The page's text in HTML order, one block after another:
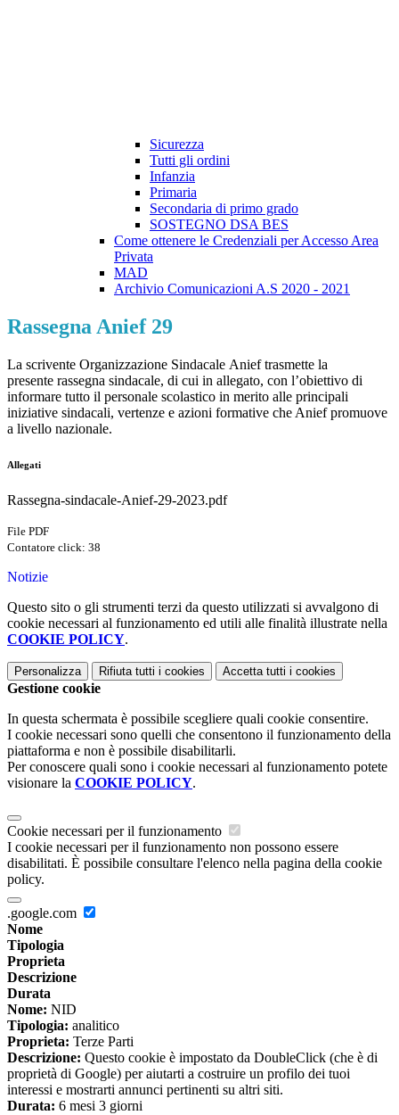
Sicurezza
Tutti gli ordini
Infanzia
Primaria
Secondaria di primo grado
SOSTEGNO DSA BES
Come ottenere le Credenziali per Accesso Area
Privata
MAD
Archivio Comunicazioni A.S 2020 - 2021
Rassegna Anief 29
La scrivente Organizzazione Sindacale Anief trasmette la
presente rassegna sindacale, di cui in allegato, con l’obiettivo di
informare tutto il personale scolastico in merito alle principali
iniziative sindacali, vertenze e azioni formative che Anief promuove
a livello nazionale.
Allegati
Rassegna-sindacale-Anief-29-2023.pdf
File PDF
Contatore click: 38
Notizie
Questo sito o gli strumenti terzi da questo utilizzati si avvalgono di
cookie necessari al funzionamento ed utili alle finalità illustrate nella
COOKIE POLICY.
Personalizza Rifiuta tutti i cookies Accetta tutti i cookies
Gestione cookie
In questa schermata è possibile scegliere quali cookie consentire.
I cookie necessari sono quelli che consentono il funzionamento della
piattaforma e non è possibile disabilitarli.
Per conoscere quali sono i cookie necessari al funzionamento potete
visionare la COOKIE POLICY.
Cookie necessari per il funzionamento
I cookie necessari per il funzionamento non possono essere
disabilitati. È possibile consultare l'elenco nella pagina della cookie
policy.
.google.com
Nome
Tipologia
Proprieta
Descrizione
Durata
Nome: NID
Tipologia: analitico
Proprieta: Terze Parti
Descrizione: Questo cookie è impostato da DoubleClick (che è di
proprietà di Google) per aiutarti a costruire un profilo dei tuoi
interessi e mostrarti annunci pertinenti su altri siti.
Durata: 6 mesi 3 giorni